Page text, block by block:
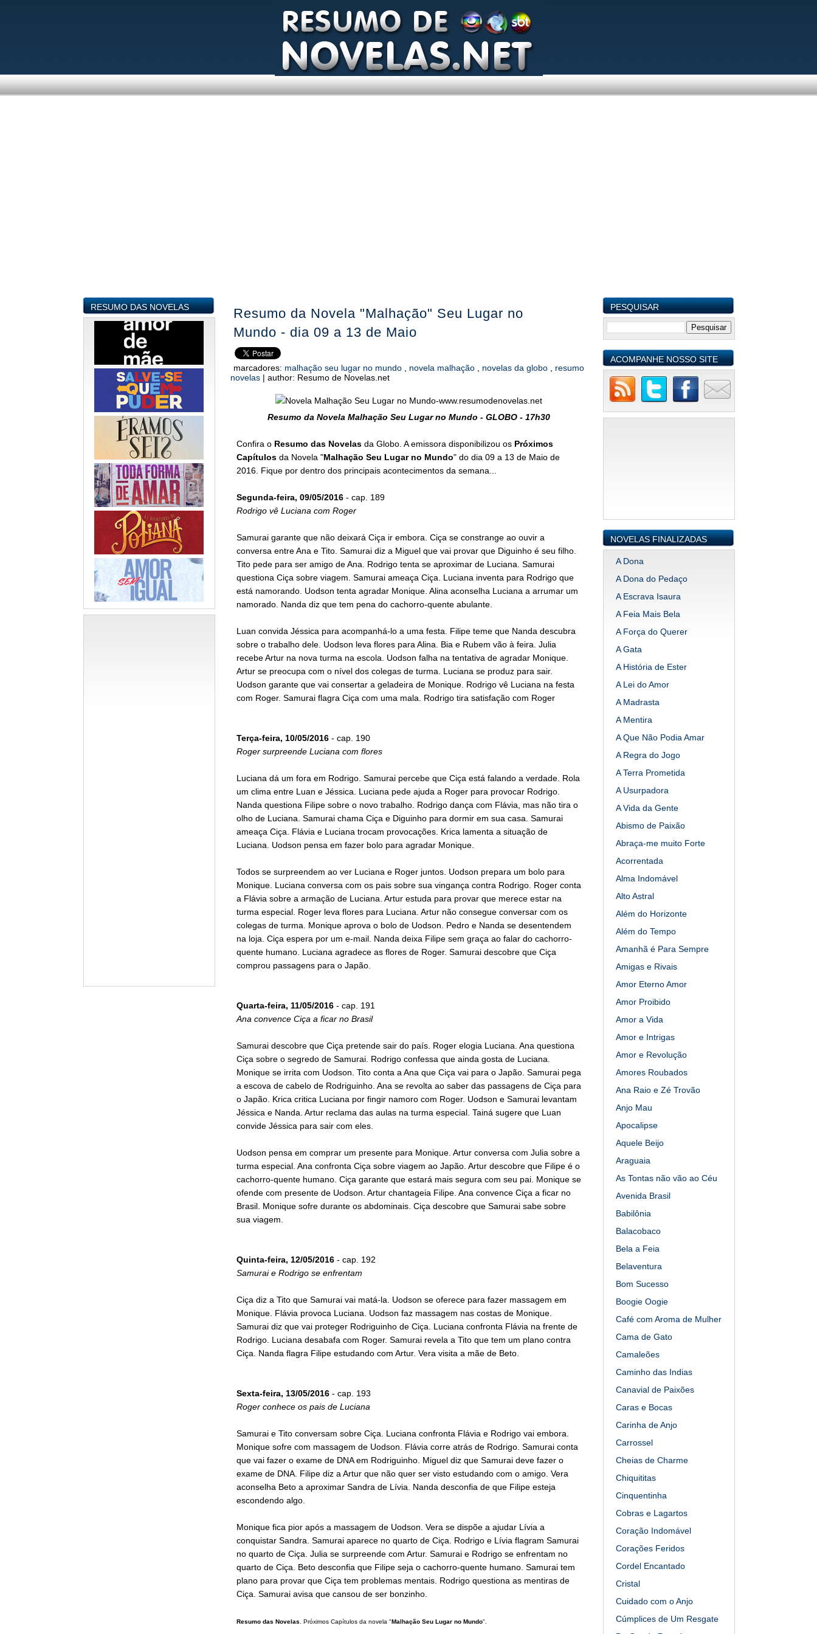
RESUMO DAS NOVELAS
Resumo da Novela "Malhação" Seu Lugar no
Mundo - dia 09 a 13 de Maio
marcadores: malhação seu lugar no mundo novela malhação novelas da globo
resumo
novelas | author: Resumo de Novelas.net
Resumo da Novela Malhação Seu Lugar no Mundo - GLOBO - 17h30
Confira o Resumo das Novelasda Globo. A emissora disponibilizou os Próximos
Capítulosda Novela "Malhação Seu Lugar no Mundo" do dia 09 a 13 de Maio de
2016. Fique por dentro dos principais acontecimentos da semana...
Segunda-feira, 09/05/2016- cap. 189
Rodrigo vê Luciana com Roger
Samurai garante que não deixará Ciça ir embora. Ciça se constrange ao ouvir a
conversa entre Ana e Tito. Samurai diz a Miguel que vai provar que Diguinho é seu filho.
Tito pede para ser amigo de Ana. Rodrigo tenta se aproximar de Luciana. Samurai
questiona Ciça sobre viagem. Samurai ameaça Ciça. Luciana inventa para Rodrigo que
está namorando. Uodson tenta agradar Monique. Alina aconselha Luciana a arrumar um
namorado. Nanda diz que tem pena do cachorro-quente abulante.
Luan convida Jéssica para acompanhá-lo a uma festa. Filipe teme que Nanda descubra
sobre o trabalho dele. Uodson leva flores para Alina. Bia e Rubem vão à feira. Julia
recebe Artur na nova turma na escola. Uodson falha na tentativa de agradar Monique.
Artur se preocupa com o nível dos colegas de turma. Luciana se produz para sair.
Uodson garante que vai consertar a geladeira de Monique. Rodrigo vê Luciana na festa
com Roger. Samurai flagra Ciça com uma mala. Rodrigo tira satisfação com Roger
Terça-feira, 10/05/2016- cap. 190
Roger surpreende Luciana com flores
Luciana dá um fora em Rodrigo. Samurai percebe que Ciça está falando a verdade. Rola
um clima entre Luan e Jéssica. Luciana pede ajuda a Roger para provocar Rodrigo.
Nanda questiona Filipe sobre o novo trabalho. Rodrigo dança com Flávia, mas não tira o
olho de Luciana. Samurai chama Ciça e Diguinho para dormir em sua casa. Samurai
ameaça Ciça. Flávia e Luciana trocam provocações. Krica lamenta a situação de
Luciana. Uodson pensa em fazer bolo para agradar Monique.
Todos se surpreendem ao ver Luciana e Roger juntos. Uodson prepara um bolo para
Monique. Luciana conversa com os pais sobre sua vingança contra Rodrigo. Roger conta
a Flávia sobre a armação de Luciana. Artur estuda para provar que merece estar na
turma especial. Roger leva flores para Luciana. Artur não consegue conversar com os
colegas de turma. Monique aprova o bolo de Uodson. Pedro e Nanda se desentendem
na loja. Ciça espera por um e-mail. Nanda deixa Filipe sem graça ao falar do cachorro-
quente humano. Luciana agradece as flores de Roger. Samurai descobre que Ciça
comprou passagens para o Japão.
Quarta-feira, 11/05/2016- cap. 191
Ana convence Ciça a ficar no Brasil
Samurai descobre que Ciça pretende sair do país. Roger elogia Luciana. Ana questiona
Ciça sobre o segredo de Samurai. Rodrigo confessa que ainda gosta de Luciana.
Monique se irrita com Uodson. Tito conta a Ana que Ciça vai para o Japão. Samurai pega
a escova de cabelo de Rodriguinho. Ana se revolta ao saber das passagens de Ciça para
o Japão. Krica critica Luciana por fingir namoro com Roger. Uodson e Samurai levantam
Jéssica e Nanda. Artur reclama das aulas na turma especial. Tainá sugere que Luan
convide Jéssica para sair com eles.
Uodson pensa em comprar um presente para Monique. Artur conversa com Julia sobre a
turma especial. Ana confronta Ciça sobre viagem ao Japão. Artur descobre que Filipe é o
cachorro-quente humano. Ciça garante que estará mais segura com seu pai. Monique se
ofende com presente de Uodson. Artur chantageia Filipe. Ana convence Ciça a ficar no
Brasil. Monique sofre durante os abdominais. Ciça descobre que Samurai sabe sobre
sua viagem.
Quinta-feira, 12/05/2016- cap. 192
Samurai e Rodrigo se enfrentam
Ciça diz a Tito que Samurai vai matá-la. Uodson se oferece para fazer massagem em
Monique. Flávia provoca Luciana. Uodson faz massagem nas costas de Monique.
Samurai diz que vai proteger Rodriguinho de Ciça. Luciana confronta Flávia na frente de
Rodrigo. Luciana desabafa com Roger. Samurai revela a Tito que tem um plano contra
Ciça. Nanda flagra Filipe estudando com Artur. Vera visita a mãe de Beto.
Sexta-feira, 13/05/2016- cap. 193
Roger conhece os pais de Luciana
Samurai e Tito conversam sobre Ciça. Luciana confronta Flávia e Rodrigo vai embora.
Monique sofre com massagem de Uodson. Flávia corre atrás de Rodrigo. Samurai conta
que vai fazer o exame de DNA em Rodriguinho. Miguel diz que Samurai deve fazer o
exame de DNA. Filipe diz a Artur que não quer ser visto estudando com o amigo. Vera
aconselha Beto a aproximar Sandra de Lívia. Nanda desconfia de que Filipe esteja
escondendo algo.
Monique fica pior após a massagem de Uodson. Vera se dispõe a ajudar Lívia a
conquistar Sandra. Samurai aparece no quarto de Ciça. Rodrigo e Lívia flagram Samurai
no quarto de Ciça. Julia se surpreende com Artur. Samurai e Rodrigo se enfrentam no
quarto de Ciça. Beto desconfia que Filipe seja o cachorro-quente humano. Samurai tem
plano para provar que Ciça tem problemas mentais. Rodrigo questiona as mentiras de
Ciça. Samurai avisa que cansou de ser bonzinho.
Resumo das Novelas . Próximos Capítulos da novela "Malhação Seu Lugar no Mundo".
PESQUISAR
ACOMPANHE NOSSO SITE
NOVELAS FINALIZADAS
A Dona
A Dona do Pedaço
A Escrava Isaura
A Feia Mais Bela
A Força do Querer
A Gata
A História de Ester
A Lei do Amor
A Madrasta
A Mentira
A Que Não Podia Amar
A Regra do Jogo
A Terra Prometida
A Usurpadora
A Vida da Gente
Abismo de Paixão
Abraça-me muito Forte
Acorrentada
Alma Indomável
Alto Astral
Além do Horizonte
Além do Tempo
Amanhã é Para Sempre
Amigas e Rivais
Amor Eterno Amor
Amor Proibido
Amor a Vida
Amor e Intrigas
Amor e Revolução
Amores Roubados
Ana Raio e Zé Trovão
Anjo Mau
Apocalipse
Aquele Beijo
Araguaia
As Tontas não vão ao Céu
Avenida Brasil
Babilônia
Balacobaco
Bela a Feia
Belaventura
Bom Sucesso
Boogie Oogie
Café com Aroma de Mulher
Cama de Gato
Camaleões
Caminho das Indias
Canavial de Paixões
Caras e Bocas
Carinha de Anjo
Carrossel
Cheias de Charme
Chiquititas
Cinquentinha
Cobras e Lagartos
Coração Indomável
Corações Feridos
Cordel Encantado
Cristal
Cuidado com o Anjo
Cúmplices de Um Resgate